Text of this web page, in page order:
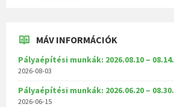
MÁV INFORMÁCIÓK
Pályaépítési munkák: 2026.08.10 – 08.14.
2026-08-03
Pályaépítési munkák: 2026.06.20 – 08.30.
2026-06-15